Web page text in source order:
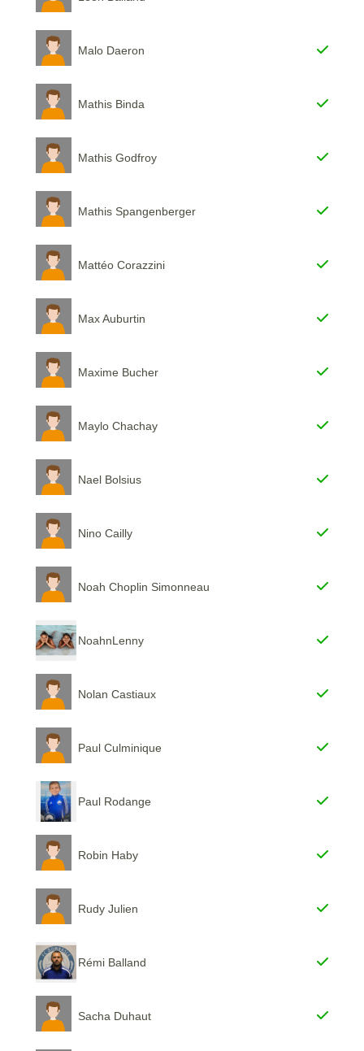
Malo Daeron
Mathis Binda
Mathis Godfroy
Mathis Spangenberger
Mattéo Corazzini
Max Auburtin
Maxime Bucher
Maylo Chachay
Nael Bolsius
Nino Cailly
Noah Choplin Simonneau
NoahnLenny
Nolan Castiaux
Paul Culminique
Paul Rodange
Robin Haby
Rudy Julien
Rémi Balland
Sacha Duhaut